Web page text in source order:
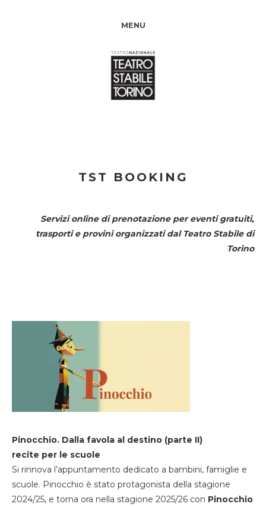
MENU
TST BOOKING
Servizi online di prenotazione per eventi gratuiti,
trasporti e provini organizzati dal Teatro Stabile di
Torino
Pinocchio. Dalla favola al destino (parte II)
recite per le scuole
Si rinnova l’appuntamento dedicato a bambini, famiglie e
scuole. Pinocchio è stato protagonista della stagione
2024/25, e torna ora nella stagione 2025/26 con Pinocchio